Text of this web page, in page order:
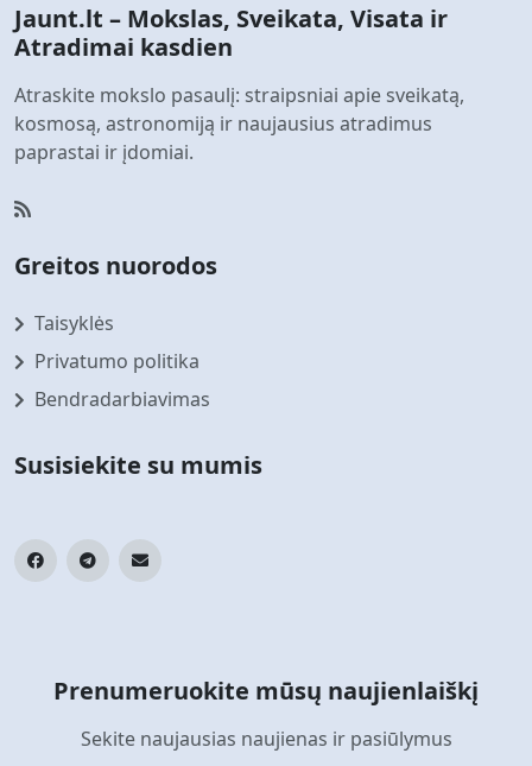
Jaunt.lt – Mokslas, Sveikata, Visata ir
Atradimai kasdien
Atraskite mokslo pasaulį: straipsniai apie sveikatą,
kosmosą, astronomiją ir naujausius atradimus
paprastai ir įdomiai.
Greitos nuorodos
Taisyklės
Privatumo politika
Bendradarbiavimas
Susisiekite su mumis
Prenumeruokite mūsų naujienlaiškį
Sekite naujausias naujienas ir pasiūlymus